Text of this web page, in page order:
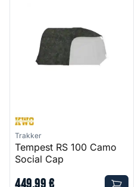
Trakker
Tempest RS 100 Camo
Social Cap